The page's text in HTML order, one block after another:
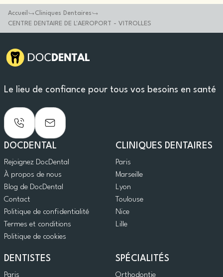
Accueil
Cliniques Dentaires
CENTRE DENTAIRE DE L'AEROPORT - VITROLLES
Le lieu de confiance pour tous vos besoins en santé
DOCDENTAL
Rejoignez DocDental
À propos de nous
Blog de DocDental
Contact
Politique de confidentialité
Termes et conditions
Politique de cookies
CLINIQUES DENTAIRES
Paris
Marseille
Lyon
Toulouse
Nice
Lille
DENTISTES
Paris
SPÉCIALITÉS
Orthodontie